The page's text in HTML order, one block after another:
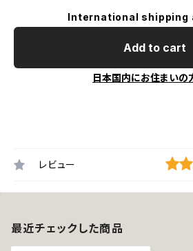
International shipping
Add to cart
日本国内にお住まいの
レビュー
最近チェックした商品